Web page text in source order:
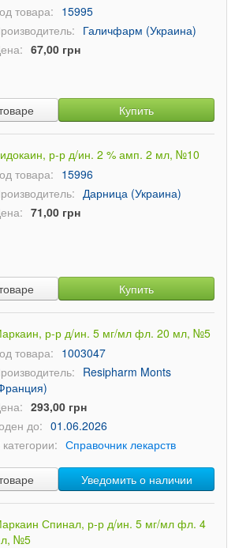
товара: 15995
Галичфарм (Украина)
67,00 грн
Купить
р-р д/ин. 2 % амп. 2 мл, №10
товара: 15996
Дарница (Украина)
71,00 грн
Купить
р-р д/ин. 5 мг/мл фл. 20 мл, №5
товара: 1003047
Resipharm Monts
293,00 грн
до: 01.06.2026
Справочник лекарств
Уведомить о наличии
Спинал, р-р д/ин. 5 мг/мл фл. 4
№5